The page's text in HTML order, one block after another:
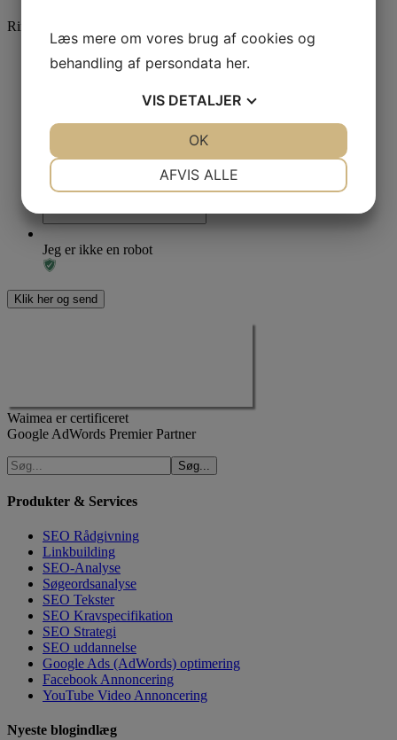
Ring og få en snak på
Navn
Phone
Dette felt er til validering og bør ikke ændres.
Jeg er ikke en robot
Waimea er certificeret
Google AdWords Premier Partner
Produkter & Services
SEO Rådgivning
Linkbuilding
SEO-Analyse
Søgeordsanalyse
SEO Tekster
SEO Kravspecifikation
SEO Strategi
SEO uddannelse
Google Ads (AdWords) optimering
Facebook Annoncering
YouTube Video Annoncering
Nyeste blogindlæg
Læs mere om vores brug af cookies og
behandling af persondata her.
VIS DETALJER
AFVIS ALLE
OK